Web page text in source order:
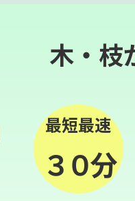
木・
最短最速
３０分